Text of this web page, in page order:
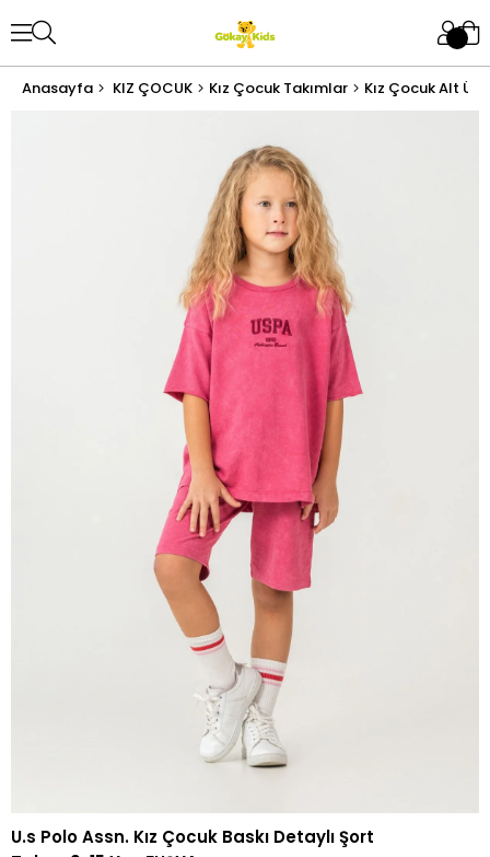
Anasayfa KIZ ÇOCUK Kız Çocuk Takımlar Kız Çocuk Alt
U.s Polo Assn. Kız Çocuk Baskı Detaylı Şort